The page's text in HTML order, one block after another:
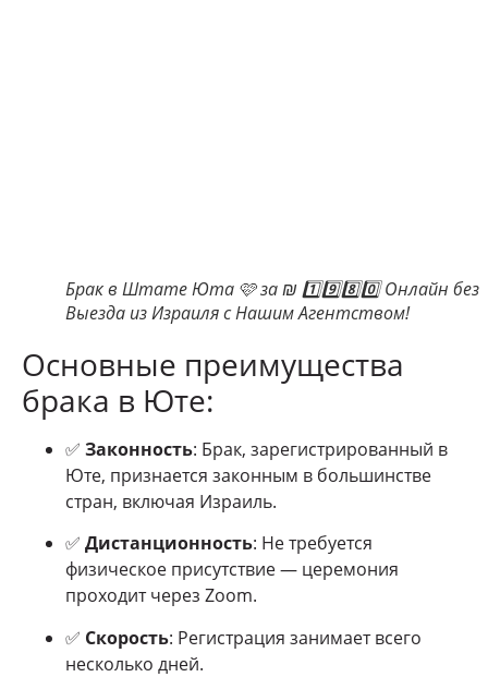
Брак в Штате Юта 🩷 за ₪ 1️⃣9️⃣8️⃣0️⃣ Онлайн без
Выезда из Израиля с Нашим Агентством!
Основные преимущества
брака в Юте:
✅ Законность: Брак, зарегистрированный в
Юте, признается законным в большинстве
стран, включая Израиль.
✅ Дистанционность: Не требуется
физическое присутствие — церемония
проходит через Zoom.
✅ Скорость: Регистрация занимает всего
несколько дней.